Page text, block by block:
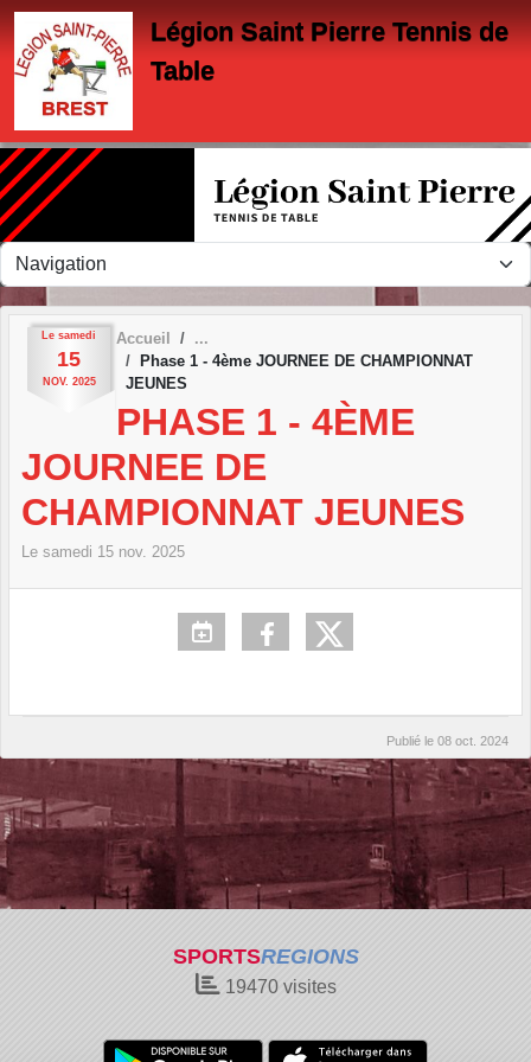
Légion Saint Pierre Tennis de
Table
Le samedi
15
NOV. 2025
Accueil
Phase 1 - 4ème JOURNEE DE CHAMPIONNAT
JEUNES
PHASE 1 - 4ÈME
JOURNEE DE
CHAMPIONNAT JEUNES
Le samedi 15 nov. 2025
Publié le 08 oct. 2024
SPORTSREGIONS
19470visites
Panneau de gestion des cookies